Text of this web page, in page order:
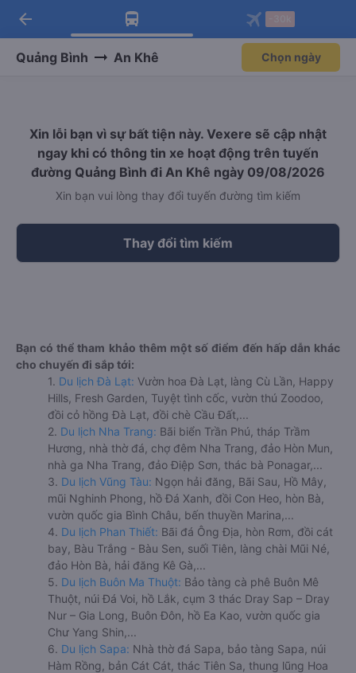
Tải app Vexere ngay!
Nhận ưu đãi thành viên độc
Mở app
Tải app Vexere
-30k/ghế khi đặt vé máy bay qua
Mở app
arrow_back
Quảng Bình An Khê Chọn ngày
Xin lỗi bạn vì sự bất tiện này. Vexere sẽ cập nhật
ngay khi có thông tin xe hoạt động trên tuyến
đường Quảng Bình đi An Khê ngày 09/08/2026
Xin bạn vui lòng thay đổi tuyến đường tìm kiếm
Thay đổi tìm kiếm
Bạn có thể tham khảo thêm một số điểm đến hấp dẫn khác
cho chuyến đi sắp tới:
1. Du lịch Đà Lạt: Vườn hoa Đà Lạt, làng Cù Lần, Happy
Hills, Fresh Garden, Tuyệt tình cốc, vườn thú Zoodoo,
đồi cỏ hồng Đà Lạt, đồi chè Cầu Đất,...
2. Du lịch Nha Trang: Bãi biển Trần Phú, tháp Trầm
Hương, nhà thờ đá, chợ đêm Nha Trang, đảo Hòn Mun,
nhà ga Nha Trang, đảo Điệp Sơn, thác bà Ponagar,...
3. Du lịch Vũng Tàu: Ngọn hải đăng, Bãi Sau, Hồ Mây,
mũi Nghinh Phong, hồ Đá Xanh, đồi Con Heo, hòn Bà,
vườn quốc gia Bình Châu, bến thuyền Marina,...
4. Du lịch Phan Thiết: Bãi đá Ông Địa, hòn Rơm, đồi cát
bay, Bàu Trắng - Bàu Sen, suối Tiên, làng chài Mũi Né,
đảo Hòn Bà, hải đăng Kê Gà,...
5. Du lịch Buôn Ma Thuột: Bảo tàng cà phê Buôn Mê
Thuột, núi Đá Voi, hồ Lắk, cụm 3 thác Dray Sap – Dray
Nur – Gia Long, Buôn Đôn, hồ Ea Kao, vườn quốc gia
Chư Yang Shin,...
6. Du lịch Sapa: Nhà thờ đá Sapa, bảo tàng Sapa, núi
Hàm Rồng, bản Cát Cát, thác Tiên Sa, thung lũng Hoa